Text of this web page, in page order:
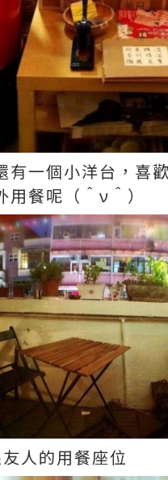
一個小洋台，喜
用餐呢（＾ν＾）
人的用餐座位